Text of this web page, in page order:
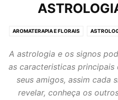
AROMATERAPIA E FLORAIS
SONHOS E HIPNOTERAPIA TARÔT E
YOGA E
A astrologia e os signos
as caracteristicas principais
seus amigos, assim cada
revelar, conheça os